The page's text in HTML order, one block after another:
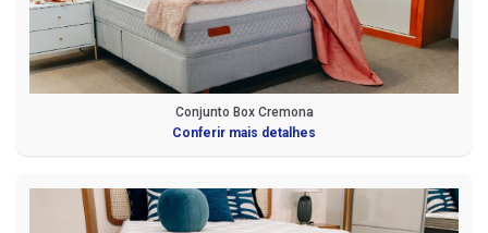
Conjunto Box Cremona
Conferir mais detalhes